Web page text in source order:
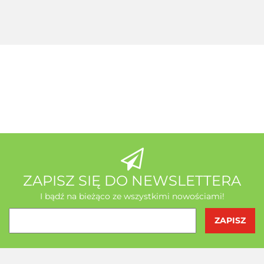
AB - Natura
ZAPISZ SIĘ DO NEWSLETTERA
I bądź na bieżąco ze wszystkimi nowościami!